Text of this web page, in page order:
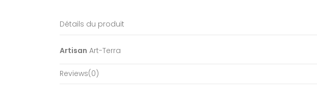
Détails du produit
Artisan Art-Terra
Reviews(0)